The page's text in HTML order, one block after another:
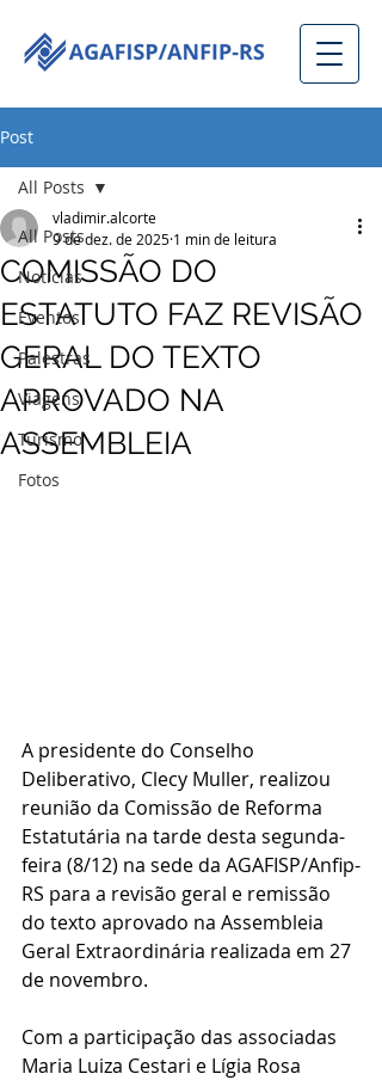
Post
All Posts
Notícias
Eventos
Palestras
Viagens
Turismo
Fotos
All Posts
COMISSÃO DO
ESTATUTO FAZ REVISÃO
GERAL DO TEXTO
APROVADO NA
ASSEMBLEIA
vladimir.alcorte
9 de dez. de 2025 1 min de leitura
A presidente do Conselho
Deliberativo, Clecy Muller, realizou
reunião da Comissão de Reforma
Estatutária na tarde desta segunda-
feira (8/12) na sede da AGAFISP/Anfip-
RS para a revisão geral e remissão
do texto aprovado na Assembleia
Geral Extraordinária realizada em 27
de novembro.
Com a participação das associadas
Maria Luiza Cestari e Lígia Rosa